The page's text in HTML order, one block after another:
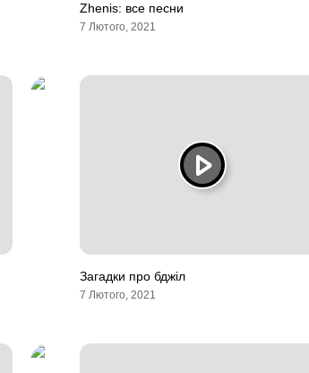
Zhenis: все песни
7 Лютого, 2021
Загадки про бджіл
7 Лютого, 2021